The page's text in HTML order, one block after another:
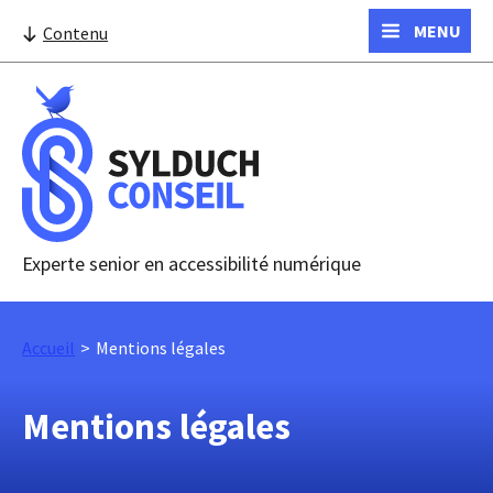
Contenu MENU
Experte senior en accessibilité numérique
Accueil Mentions légales
Mentions légales